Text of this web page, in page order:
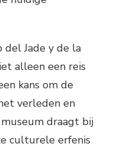
del Jade y de la
alleen een reis
kans om de
verleden en
museum draagt bij
culturele erfenis